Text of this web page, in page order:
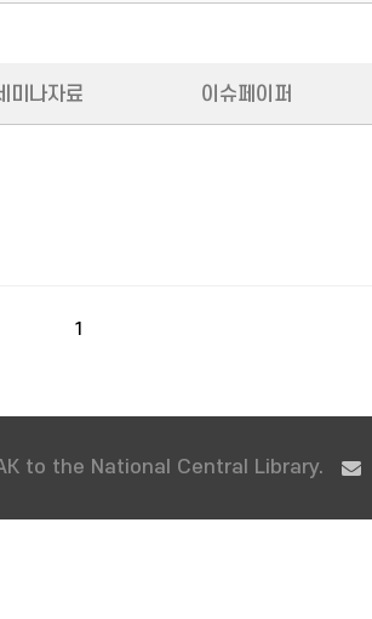
미나자료 이슈페이퍼
1
to the National Central Library.